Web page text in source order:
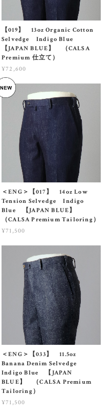
【019】 13oz Organic Cotton
Selvedge Indigo Blue
【JAPAN BLUE】 （CALSA
Premium 仕立て）
¥72,600
＜ENG＞【017】 14oz Low
Tension Selvedge Indigo
Blue 【JAPAN BLUE】
（CALSA Premium Tailoring）
¥71,500
＜ENG＞【033】 11.5oz
Banana Denim Selvedge
Indigo Blue 【JAPAN
BLUE】 （CALSA Premium
Tailoring）
¥71,500